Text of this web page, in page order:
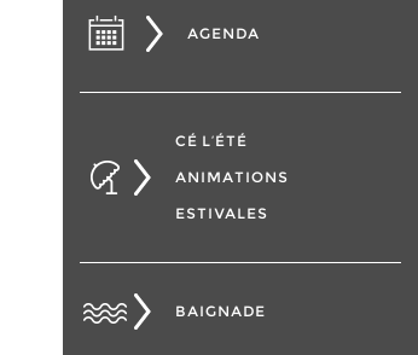
AGENDA
CÉ L’ÉTÉ
ANIMATIONS
ESTIVALES
BAIGNADE